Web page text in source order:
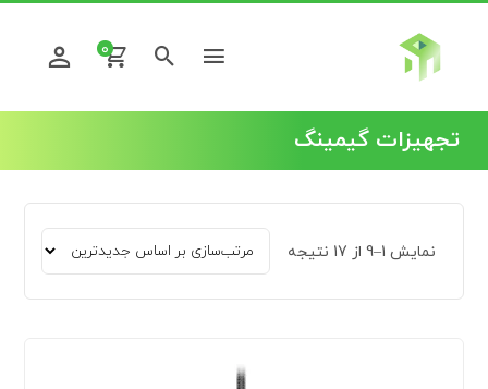
0
تجهیزات گیمینگ
نمایش 1–9 از 17 نتیجه